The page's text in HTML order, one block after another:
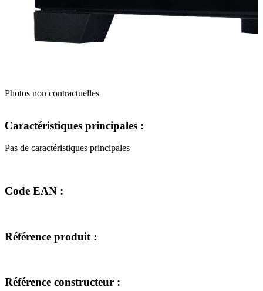
Photos non contractuelles
Caractéristiques principales :
Pas de caractéristiques principales
Code EAN :
Référence produit :
Référence constructeur :